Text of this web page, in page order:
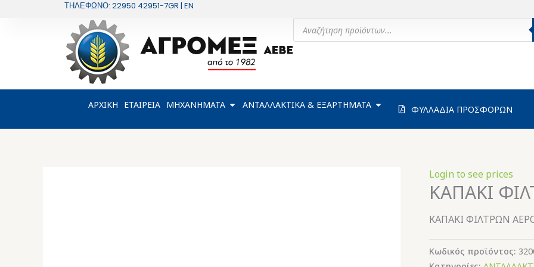
ΤΗΛΕΦΩΝΟ: 22950 42951-7GR | EN
Products
search
ΑΡΧΙΚΗ ΕΤΑΙΡΕΙΑ ΜΗΧΑΝΗΜΑΤΑ OPEN ΜΗΧΑΝΗΜΑΤΑ
ΑΝΤΑΛΛΑΚΤΙΚΑ & ΕΞΑΡΤΗΜΑΤΑ OPEN ΑΝΤΑΛΛΑΚΤΙΚΑ & ΕΞΑΡΤΗΜΑΤΑ
ΦΥΛΛΑΔΙΑ ΠΡΟΣΦΟΡΩΝ
Login to see prices
ΚΑΠΑΚΙ
ΚΑΠΑΚΙ ΦΙΛΤΡΩΝ
Κωδικός προϊόντος: